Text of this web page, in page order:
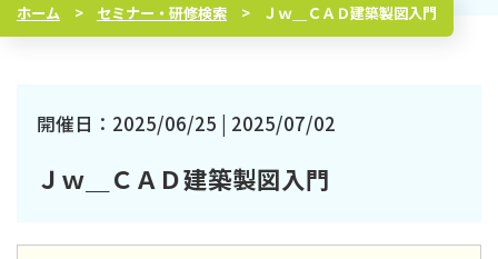
セミナー・研修カレンダー
テクナビふくしまについて
ホーム セミナー・研修検索 Ｊｗ＿ＣＡＤ建築製図入門
開催日：2025/06/25 | 2025/07/02
Ｊｗ＿ＣＡＤ建築製図入門